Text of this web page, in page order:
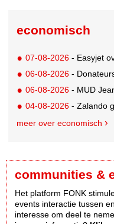
economisch
07-08-2026 - Easyjet
06-08-2026 - Donateurs krijgen
06-08-2026 - MUD
04-08-2026 - Zalando groeit
meer over economisch
communities &
Het platform FONK
events interactie tussen
interesse om deel te